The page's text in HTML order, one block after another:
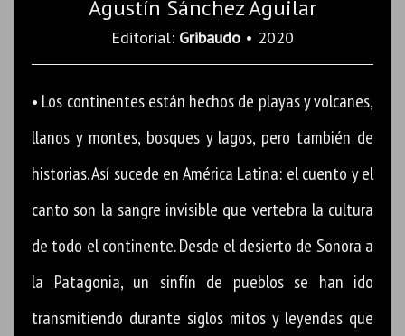
Agustín Sánchez Aguilar
Editorial: Gribaudo • 2020
• Los continentes están hechos de playas y volcanes,
llanos y montes, bosques y lagos, pero también de
historias. Así sucede en América Latina: el cuento y el
canto son la sangre invisible que vertebra la cultura
de todo el continente. Desde el desierto de Sonora a
la Patagonia, un sinfín de pueblos se han ido
transmitiendo durante siglos mitos y leyendas que